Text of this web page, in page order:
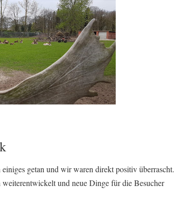
getan und wir waren direkt positiv überrascht.
und neue Dinge für die Besucher